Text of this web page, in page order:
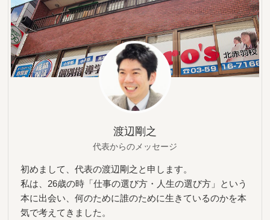
渡辺剛之
代表からのメッセージ
初めまして、代表の渡辺剛之と申します。
私は、26歳の時「仕事の選び方・人生の選び方」という
本に出会い、何のために誰のために生きているのかを本
気で考えてきました。